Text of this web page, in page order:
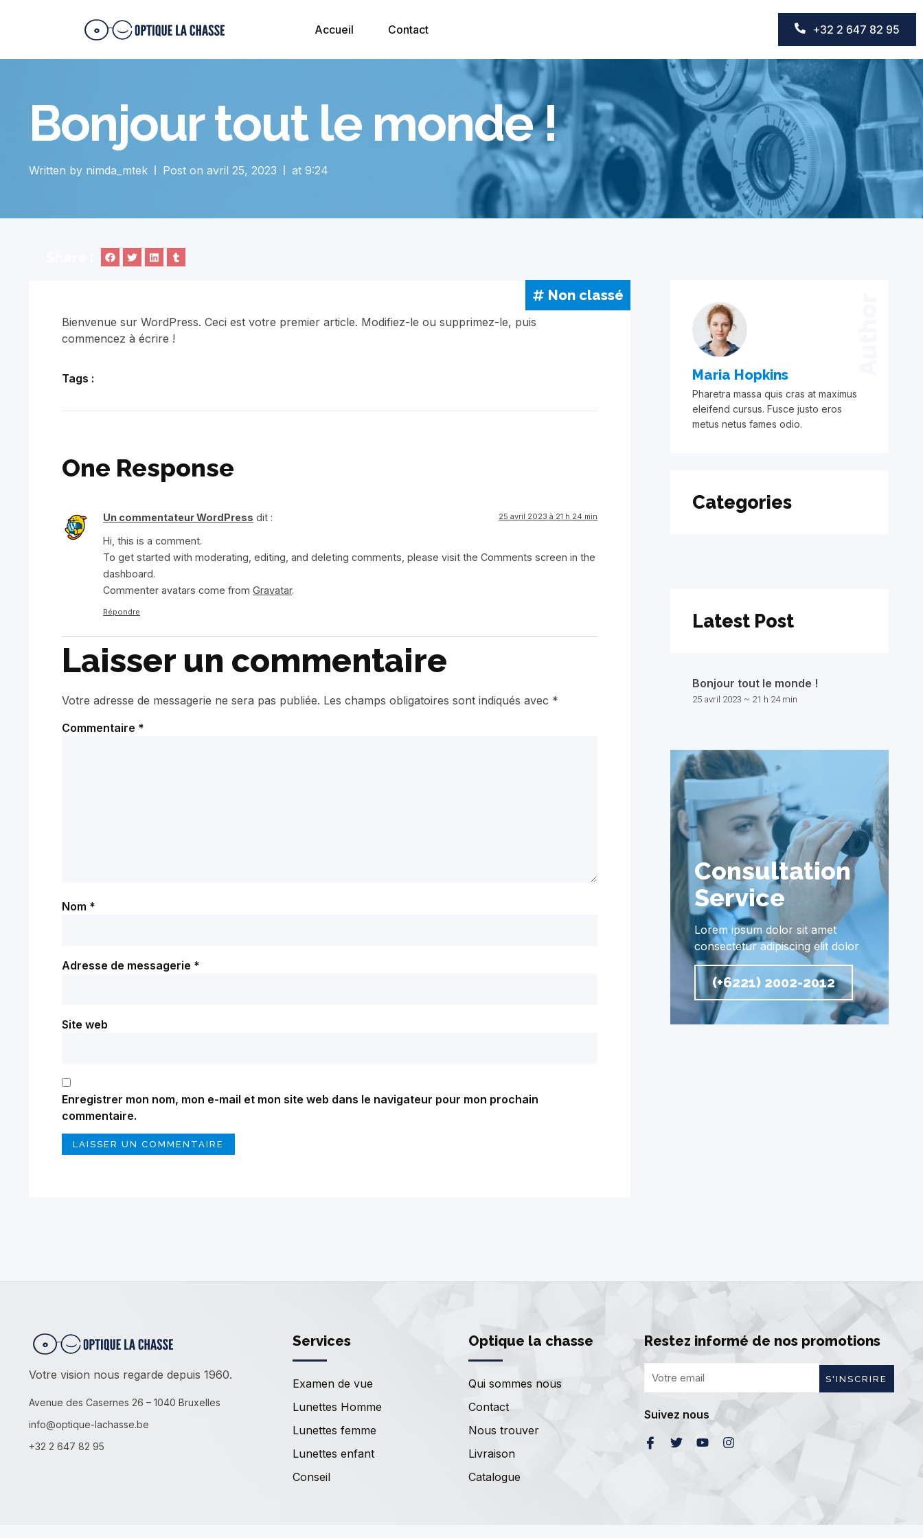
Accueil Contact +32 2 647 82 95
Bonjour tout le monde !
Written by nimda_mtek Post on avril 25, 2023 at 9:24
Non classé
Bienvenue sur WordPress. Ceci est votre premier article. Modifiez-le ou supprimez-le, puis
commencez à écrire !
Tags :
One Response
Un commentateur WordPress dit : 25 avril 2023 à 21 h 24 min
Hi, this is a comment.
To get started with moderating, editing, and deleting comments, please visit the Comments screen in the
dashboard.
Commenter avatars come from Gravatar.
Répondre
Laisser un commentaire
Votre adresse de messagerie ne sera pas publiée. Les champs obligatoires sont indiqués avec *
Commentaire *
Nom *
Adresse de messagerie *
Site web
Enregistrer mon nom, mon e-mail et mon site web dans le navigateur pour mon prochain
commentaire.
Maria Hopkins
Pharetra massa quis cras at maximus
eleifend cursus. Fusce justo eros
metus netus fames odio.
Categories
Latest Post
Bonjour tout le monde !
25 avril 2023 21 h 24 min
Consultation
Service
Lorem ipsum dolor sit amet
consectetur adipiscing elit dolor
(+6221) 2002-2012
Votre vision nous regarde depuis 1960.
Avenue des Casernes 26 – 1040 Bruxelles
info@optique-lachasse.be
+32 2 647 82 95
Services
Examen de vue
Lunettes Homme
Lunettes femme
Lunettes enfant
Conseil
Optique la chasse
Qui sommes nous
Contact
Nous trouver
Livraison
Catalogue
Restez informé de nos promotions
S'INSCRIRE
Suivez nous